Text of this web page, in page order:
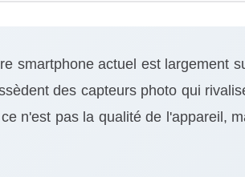
smartphone actuel est largement
des capteurs photo qui
n'est pas la qualité de l'appareil,